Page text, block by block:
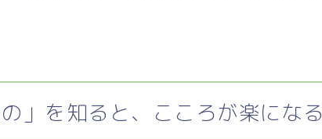
」を知ると、こころが楽になる